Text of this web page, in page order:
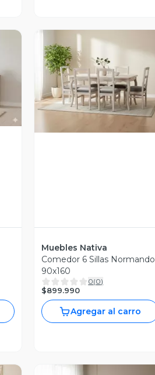
Vista Previa
Muebles Nativa
Comedor 6 Sillas Normando
90x160
0(0)
$899.990
Agregar al carro